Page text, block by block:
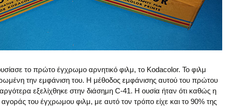
το πρώτο έγχρωμο αρνητικό φιλμ, το Kodacolor. Το φιλμ
την εμφάνιση του. Η μέθοδος εμφάνισης αυτού του πρώτου
εξελίχθηκε στην διάσημη C-41. Η ουσία ήταν ότι καθώς η
αγοράς του έγχρωμου φιλμ, με αυτό τον τρόπο είχε και το 90% της